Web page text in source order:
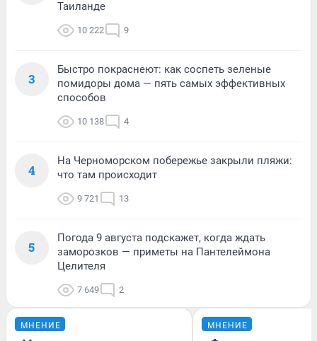
Таиланде
10 222 9
3
Быстро покраснеют: как соспеть зеленые
помидоры дома — пять самых эффективных
способов
10 138 4
4
На Черноморском побережье закрыли пляжи:
что там происходит
9 721 13
5
Погода 9 августа подскажет, когда ждать
заморозков — приметы на Пантелеймона
Целителя
7 649 2
МНЕНИЕ МНЕНИЕ